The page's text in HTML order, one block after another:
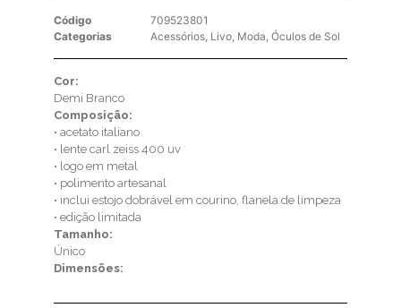
Código
709523801
Categorias
Acessórios Livo Moda Óculos de Sol
Cor:
Demi Branco
Composição:
• acetato italiano
• lente carl zeiss 400 uv
• logo em metal
• polimento artesanal
• inclui estojo dobrável em courino, flanela de limpeza
• edição limitada
Tamanho:
Único
Dimensões: